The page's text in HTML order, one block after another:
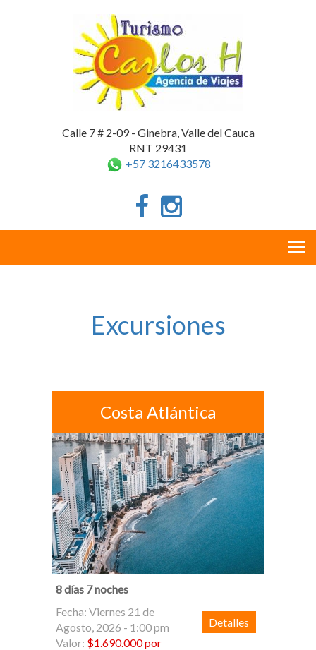
Calle 7 # 2-09 - Ginebra, Valle del Cauca
RNT 29431
+57 3216433578
Excursiones
Costa Atlántica
8 días 7 noches
Fecha: Viernes 21 de
Agosto, 2026 - 1:00 pm
Valor: $1.690.000 por
Detalles